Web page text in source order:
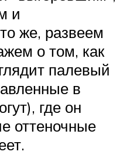
и
же, развеем
о том, как
палевый
в
где он
оттеночные